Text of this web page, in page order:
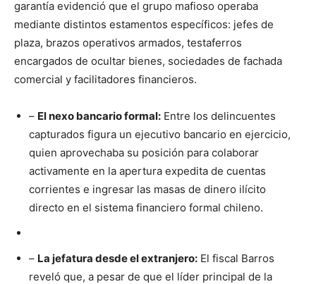
garantía evidenció que el grupo mafioso operaba
mediante distintos estamentos específicos: jefes de
plaza, brazos operativos armados, testaferros
encargados de ocultar bienes, sociedades de fachada
comercial y facilitadores financieros.
– El nexo bancario formal: Entre los delincuentes
capturados figura un ejecutivo bancario en ejercicio,
quien aprovechaba su posición para colaborar
activamente en la apertura expedita de cuentas
corrientes e ingresar las masas de dinero ilícito
directo en el sistema financiero formal chileno.
– La jefatura desde el extranjero: El fiscal Barros
reveló que, a pesar de que el líder principal de la